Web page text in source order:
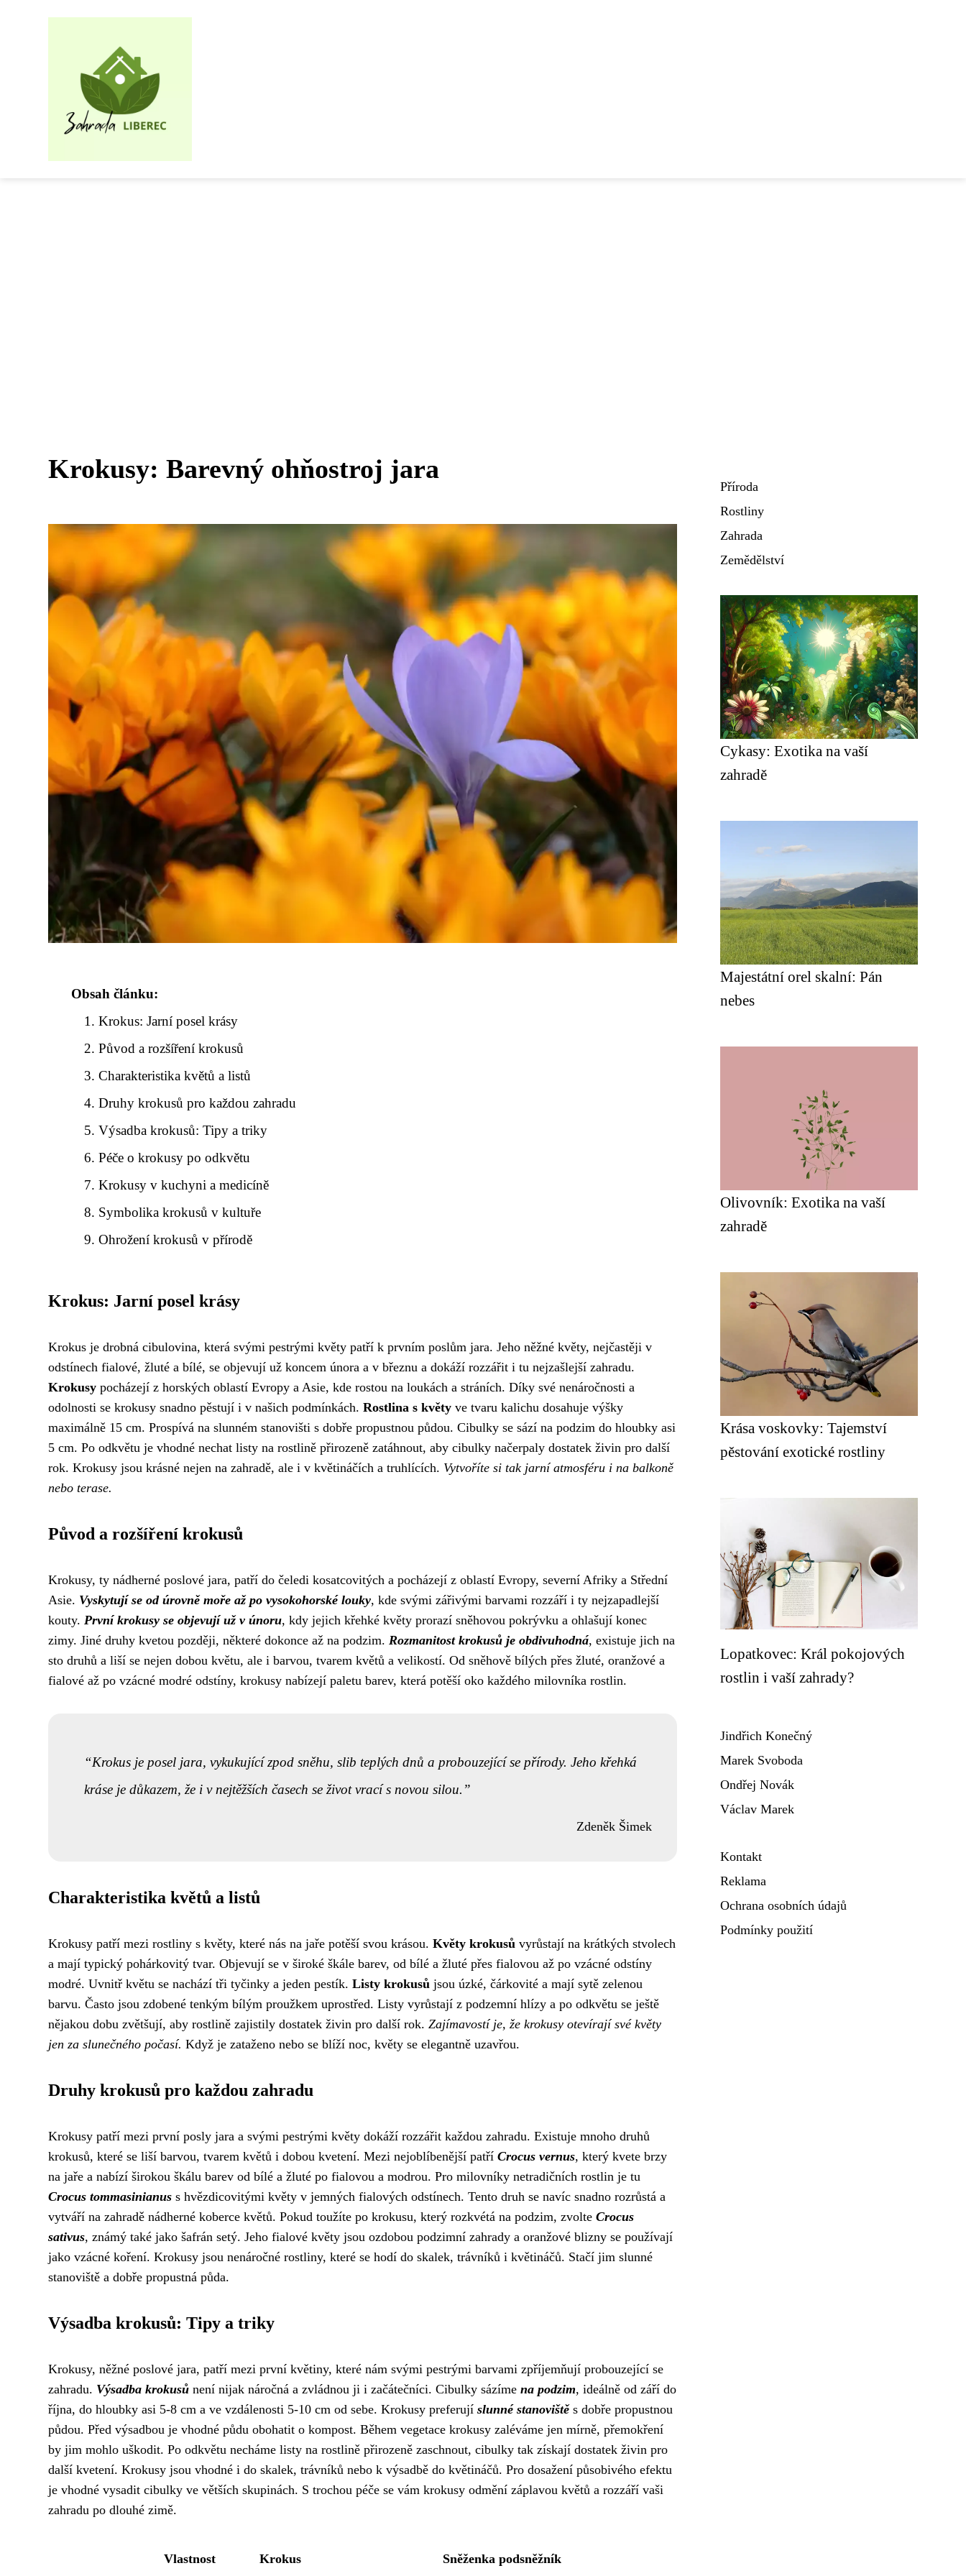
Krokusy: Barevný ohňostroj jara
Obsah článku:
Krokus: Jarní posel krásy
Původ a rozšíření krokusů
Charakteristika květů a listů
Druhy krokusů pro každou zahradu
Výsadba krokusů: Tipy a triky
Péče o krokusy po odkvětu
Krokusy v kuchyni a medicíně
Symbolika krokusů v kultuře
Ohrožení krokusů v přírodě
Krokus: Jarní posel krásy
Krokus je drobná cibulovina, která svými pestrými květy patří k prvním poslům jara. Jeho něžné květy, nejčastěji v
odstínech fialové, žluté a bílé, se objevují už koncem února a v březnu a dokáží rozzářit i tu nejzašlejší zahradu.
Krokusy pocházejí z horských oblastí Evropy a Asie, kde rostou na loukách a stráních. Díky své nenáročnosti a
odolnosti se krokusy snadno pěstují i v našich podmínkách. Rostlina s květy ve tvaru kalichu dosahuje výšky
maximálně 15 cm. Prospívá na slunném stanovišti s dobře propustnou půdou. Cibulky se sází na podzim do hloubky asi
5 cm. Po odkvětu je vhodné nechat listy na rostlině přirozeně zatáhnout, aby cibulky načerpaly dostatek živin pro další
rok. Krokusy jsou krásné nejen na zahradě, ale i v květináčích a truhlících. Vytvoříte si tak jarní atmosféru i na balkoně
nebo terase.
Původ a rozšíření krokusů
Krokusy, ty nádherné poslové jara, patří do čeledi kosatcovitých a pocházejí z oblastí Evropy, severní Afriky a Střední
Asie. Vyskytují se od úrovně moře až po vysokohorské louky, kde svými zářivými barvami rozzáří i ty nejzapadlejší
kouty. První krokusy se objevují už v únoru, kdy jejich křehké květy prorazí sněhovou pokrývku a ohlašují konec
zimy. Jiné druhy kvetou později, některé dokonce až na podzim. Rozmanitost krokusů je obdivuhodná, existuje jich na
sto druhů a liší se nejen dobou květu, ale i barvou, tvarem květů a velikostí. Od sněhově bílých přes žluté, oranžové a
fialové až po vzácné modré odstíny, krokusy nabízejí paletu barev, která potěší oko každého milovníka rostlin.
Krokus je posel jara, vykukující zpod sněhu, slib teplých dnů a probouzející se přírody. Jeho křehká
kráse je důkazem, že i v nejtěžších časech se život vrací s novou silou.
Zdeněk Šimek
Charakteristika květů a listů
Krokusy patří mezi rostliny s květy, které nás na jaře potěší svou krásou. Květy krokusů vyrůstají na krátkých stvolech
a mají typický pohárkovitý tvar. Objevují se v široké škále barev, od bílé a žluté přes fialovou až po vzácné odstíny
modré. Uvnitř květu se nachází tři tyčinky a jeden pestík. Listy krokusů jsou úzké, čárkovité a mají sytě zelenou
barvu. Často jsou zdobené tenkým bílým proužkem uprostřed. Listy vyrůstají z podzemní hlízy a po odkvětu se ještě
nějakou dobu zvětšují, aby rostlině zajistily dostatek živin pro další rok. Zajímavostí je, že krokusy otevírají své květy
jen za slunečného počasí. Když je zataženo nebo se blíží noc, květy se elegantně uzavřou.
Druhy krokusů pro každou zahradu
Krokusy patří mezi první posly jara a svými pestrými květy dokáží rozzářit každou zahradu. Existuje mnoho druhů
krokusů, které se liší barvou, tvarem květů i dobou kvetení. Mezi nejoblíbenější patří Crocus vernus, který kvete brzy
na jaře a nabízí širokou škálu barev od bílé a žluté po fialovou a modrou. Pro milovníky netradičních rostlin je tu
Crocus tommasinianus s hvězdicovitými květy v jemných fialových odstínech. Tento druh se navíc snadno rozrůstá a
vytváří na zahradě nádherné koberce květů. Pokud toužíte po krokusu, který rozkvétá na podzim, zvolte Crocus
sativus, známý také jako šafrán setý. Jeho fialové květy jsou ozdobou podzimní zahrady a oranžové blizny se používají
jako vzácné koření. Krokusy jsou nenáročné rostliny, které se hodí do skalek, trávníků i květináčů. Stačí jim slunné
stanoviště a dobře propustná půda.
Výsadba krokusů: Tipy a triky
Krokusy, něžné poslové jara, patří mezi první květiny, které nám svými pestrými barvami zpříjemňují probouzející se
zahradu. Výsadba krokusů není nijak náročná a zvládnou ji i začátečníci. Cibulky sázíme na podzim, ideálně od září do
října, do hloubky asi 5-8 cm a ve vzdálenosti 5-10 cm od sebe. Krokusy preferují slunné stanovištěs dobře propustnou
půdou. Před výsadbou je vhodné půdu obohatit o kompost. Během vegetace krokusy zaléváme jen mírně, přemokření
by jim mohlo uškodit. Po odkvětu necháme listy na rostlině přirozeně zaschnout, cibulky tak získají dostatek živin pro
další kvetení. Krokusy jsou vhodné i do skalek, trávníků nebo k výsadbě do květináčů. Pro dosažení působivého efektu
je vhodné vysadit cibulky ve větších skupinách. S trochou péče se vám krokusy odmění záplavou květů a rozzáří vaši
zahradu po dlouhé zimě.
Vlastnost Krokus Sněženka podsněžník
Příroda
Rostliny
Zahrada
Zemědělství
Cykasy: Exotika na vaší
zahradě
Majestátní orel skalní: Pán
nebes
Olivovník: Exotika na vaší
zahradě
Krása voskovky: Tajemství
pěstování exotické rostliny
Lopatkovec: Král pokojových
rostlin i vaší zahrady?
Jindřich Konečný
Marek Svoboda
Ondřej Novák
Václav Marek
Kontakt
Reklama
Ochrana osobních údajů
Podmínky použití